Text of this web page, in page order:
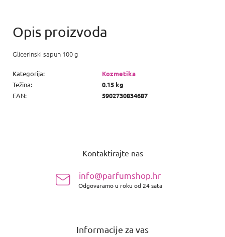
Glicerinski sapun 100 g
Kategorija:
Kozmetika
Težina:
0.15 kg
EAN: 5902730834687
Kontaktirajte nas
info@parfumshop.hr
Odgovaramo u roku od 24 sata
Informacije za vas